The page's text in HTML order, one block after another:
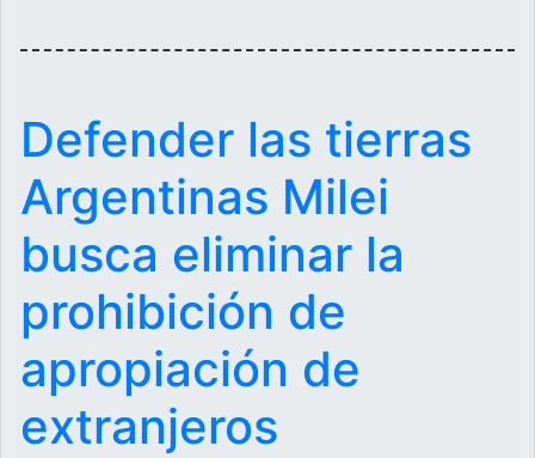
Defender las tierras
Argentinas Milei
busca eliminar la
prohibición de
apropiación de
extranjeros